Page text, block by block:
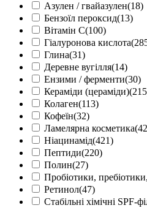
Азулен / гвайазулен(18)
Бензоїл пероксид(13)
Вітамін С(100)
Гіалуронова кислота
Глина(31)
Деревне вугілля(14)
Ензими / ферменти(30)
Кераміди (цераміди)
Колаген(113)
Кофеїн(32)
Ламелярна косметика
Ніацинамід(421)
Пептиди(220)
Полин(27)
Пробіотики,
Ретинол(47)
Стабільні хімічні SPF-